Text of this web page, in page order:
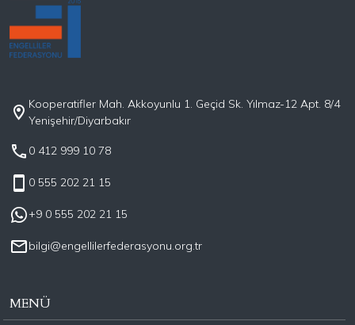
Kooperatifler Mah. Akkoyunlu 1. Geçid Sk. Yılmaz-12 Apt. 8/4
Yenişehir/Diyarbakır
0 412 999 10 78
0 555 202 21 15
+9 0 555 202 21 15
bilgi@engellilerfederasyonu.org.tr
MENÜ